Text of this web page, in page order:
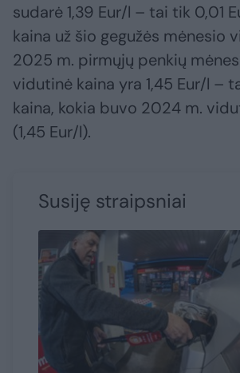
sudarė 1,39 Eur/l – tai tik 0,01
kaina už šio gegužės mėnesio
2025 m. pirmųjų penkių
vidutinė kaina yra 1,45 Eur/l –
kaina, kokia buvo 2024 m.
(1,45 Eur/l).
Susiję straipsniai